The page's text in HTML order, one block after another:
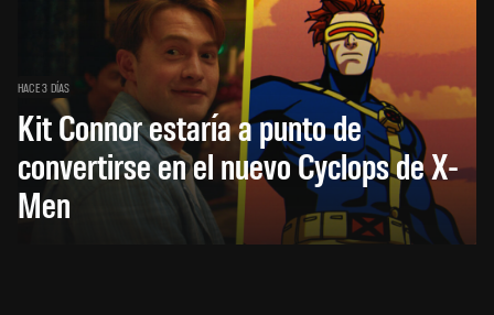
HACE 3 DÍAS
Kit Connor estaría a punto de
convertirse en el nuevo Cyclops de X-
Men